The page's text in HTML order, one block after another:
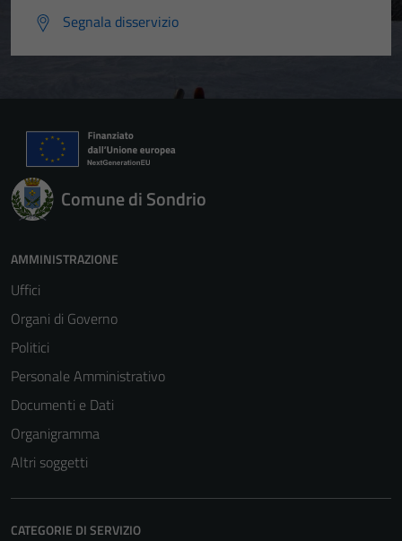
Segnala disservizio
Comune di Sondrio
AMMINISTRAZIONE
Uffici
Organi di Governo
Politici
Personale Amministrativo
Documenti e Dati
Organigramma
Altri soggetti
CATEGORIE DI SERVIZIO